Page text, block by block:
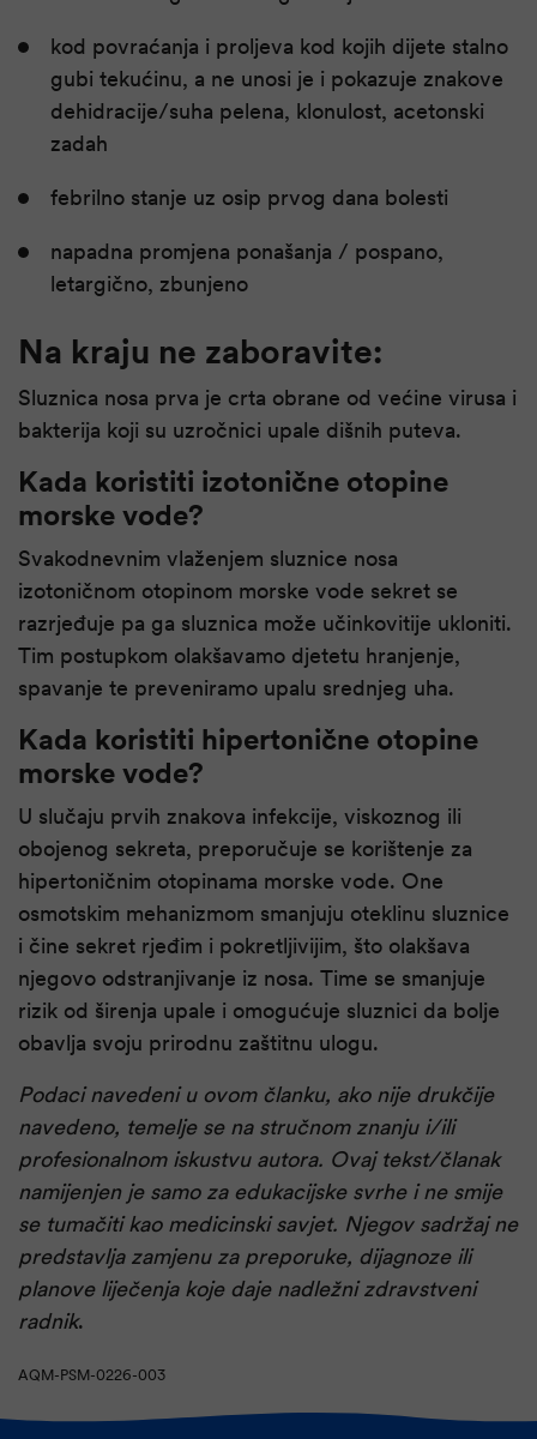
kod povraćanja i proljeva kod kojih dijete stalno
gubi tekućinu, a ne unosi je i pokazuje znakove
dehidracije/suha pelena, klonulost, acetonski
zadah
febrilno stanje uz osip prvog dana bolesti
napadna promjena ponašanja / pospano,
letargično, zbunjeno
Na kraju ne zaboravite:
Sluznica nosa prva je crta obrane od većine virusa i
bakterija koji su uzročnici upale dišnih puteva.
Kada koristiti izotonične otopine
morske vode?
Svakodnevnim vlaženjem sluznice nosa
izotoničnom otopinom morske vode sekret se
razrjeđuje pa ga sluznica može učinkovitije ukloniti.
Tim postupkom olakšavamo djetetu hranjenje,
spavanje te preveniramo upalu srednjeg uha.
Kada koristiti hipertonične otopine
morske vode?
U slučaju prvih znakova infekcije, viskoznog ili
obojenog sekreta, preporučuje se korištenje za
hipertoničnim otopinama morske vode. One
osmotskim mehanizmom smanjuju oteklinu sluznice
i čine sekret rjeđim i pokretljivijim, što olakšava
njegovo odstranjivanje iz nosa. Time se smanjuje
rizik od širenja upale i omogućuje sluznici da bolje
obavlja svoju prirodnu zaštitnu ulogu.
Podaci navedeni u ovom članku, ako nije drukčije
navedeno, temelje se na stručnom znanju i/ili
profesionalnom iskustvu autora. Ovaj tekst/članak
namijenjen je samo za edukacijske svrhe i ne smije
se tumačiti kao medicinski savjet. Njegov sadržaj ne
predstavlja zamjenu za preporuke, dijagnoze ili
planove liječenja koje daje nadležni zdravstveni
radnik.
AQM-PSM-0226-003